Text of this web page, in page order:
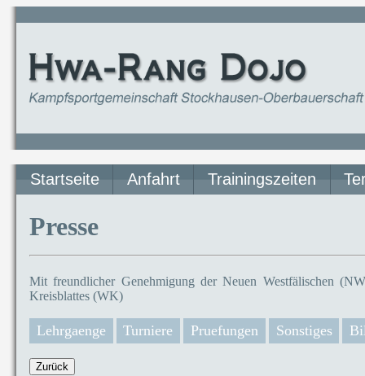
Startseite Anfahrt Trainingszeiten
Presse
Mit freundlicher Genehmigung der Neuen Westfälischen
Kreisblattes (WK)
Lehrgaenge Turniere Pruefungen Sonstiges